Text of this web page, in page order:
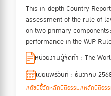
This in-depth Country
assessment of the rule of
on two primary
performance in the WJP
Key findings from the
which captures the
experiences of Thai citizens. The report is based on
face-to-face interviews
หน่วยงานผู้จัดทำ : The
เผยแพร่วันที่ : ธันวาคม
#ดัชนีชี้วัดหลักนิติธรรม#หลักนิติธร